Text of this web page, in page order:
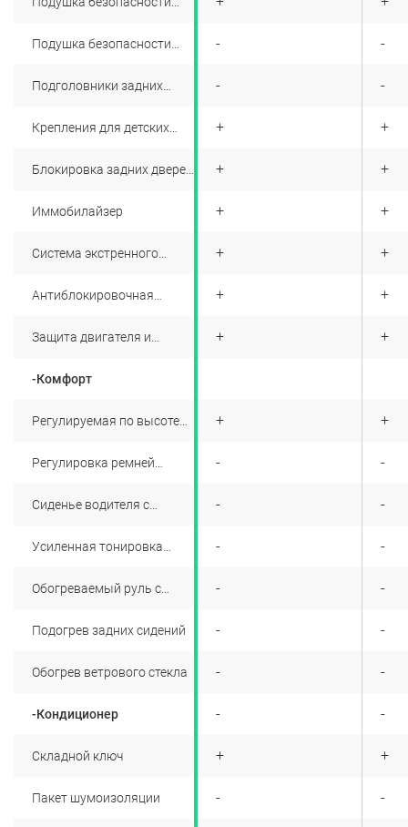
Подушка безопасности
Подголовники задних
Крепления для детских
Блокировка задних дверей
Иммобилайзер
Система экстренного
Антиблокировочная
тормозных сил (ABS, EBD)
Защита двигателя и
-Комфорт
Регулируемая по высоте
Регулировка ремней
Сиденье водителя с
Усиленная тонировка
Обогреваемый руль с
Подогрев задних сидений
Обогрев ветрового стекла
-Кондиционер
Складной ключ
Пакет шумоизоляции
+
+
+
+
+
+
+
+
+
+
+
+
+
+
+
+
+
-
-
+
+
+
+
+
+
+
-
-
-
-
-
-
-
+
-
-
-
+
+
+
+
+
+
+
-
-
-
-
-
-
-
+
-